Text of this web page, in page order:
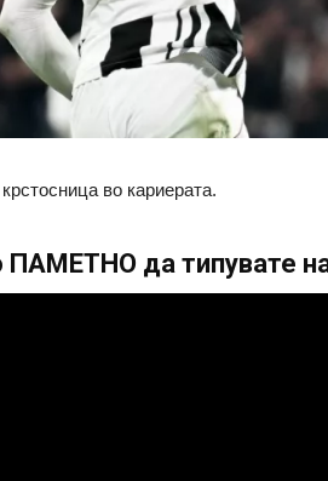
во кариерата.
ПАМЕТНО да типувате